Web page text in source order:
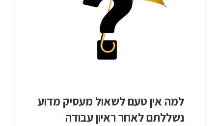
למה אין טעם לשאול מעסיק מדוע
נשללתם לאחר ראיון עבודה‎‎